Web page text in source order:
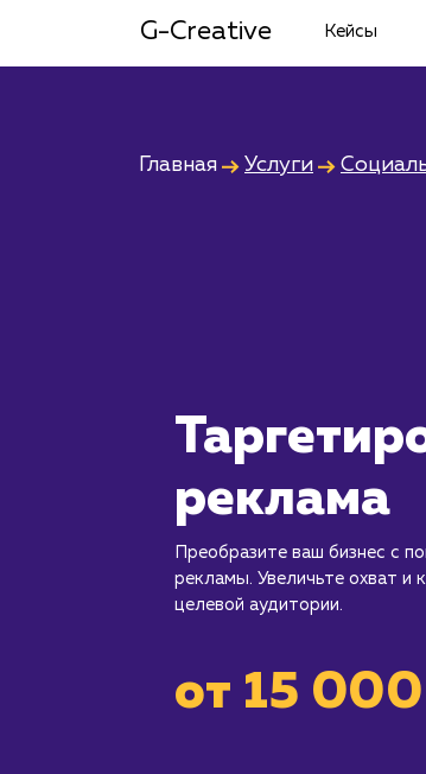
G-Creative Кейсы
Главная Услуги
реклама
Преобразите ваш бизнес с
рекламы. Увеличьте охват и
целевой аудитории.
от 15